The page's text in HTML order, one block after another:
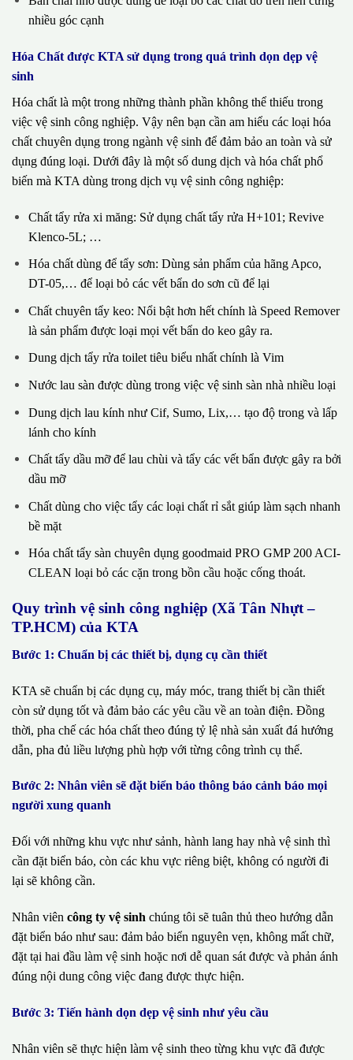
nhiều góc cạnh
Hóa Chất được KTA sử dụng trong quá trình dọn dẹp vệ
sinh
Hóa chất là một trong những thành phần không thể thiếu trong
việc vệ sinh công nghiệp. Vậy nên bạn cần am hiểu các loại hóa
chất chuyên dụng trong ngành vệ sinh để đảm bảo an toàn và sử
dụng đúng loại. Dưới đây là một số dung dịch và hóa chất phổ
biến mà KTA dùng trong dịch vụ vệ sinh công nghiệp:
Chất tẩy rửa xi măng: Sử dụng chất tẩy rửa H+101; Revive
Klenco-5L; …
Hóa chất dùng để tẩy sơn: Dùng sản phẩm của hãng Apco,
DT-05,… để loại bỏ các vết bẩn do sơn cũ để lại
Chất chuyên tẩy keo: Nổi bật hơn hết chính là Speed Remover
là sản phẩm được loại mọi vết bẩn do keo gây ra.
Dung dịch tẩy rửa toilet tiêu biểu nhất chính là Vim
Nước lau sàn được dùng trong việc vệ sinh sàn nhà nhiều loại
Dung dịch lau kính như Cif, Sumo, Lix,… tạo độ trong và lấp
lánh cho kính
Chất tẩy dầu mỡ để lau chùi và tẩy các vết bẩn được gây ra bởi
dầu mỡ
Chất dùng cho việc tẩy các loại chất rỉ sắt giúp làm sạch nhanh
bề mặt
Hóa chất tẩy sàn chuyên dụng goodmaid PRO GMP 200 ACI-
CLEAN loại bỏ các cặn trong bồn cầu hoặc cống thoát.
Quy trình vệ sinh công nghiệp (Xã Tân Nhựt –
TP.HCM) của KTA
Bước 1: Chuẩn bị các thiết bị, dụng cụ cần thiết
KTA sẽ chuẩn bị các dụng cụ, máy móc, trang thiết bị cần thiết
còn sử dụng tốt và đảm bảo các yêu cầu về an toàn điện. Đồng
thời, pha chế các hóa chất theo đúng tỷ lệ nhà sản xuất đá hướng
dẫn, pha đủ liều lượng phù hợp với từng công trình cụ thể.
Bước 2: Nhân viên sẽ đặt biển báo thông báo cảnh báo mọi
người xung quanh
Đối với những khu vực như sảnh, hành lang hay nhà vệ sinh thì
cần đặt biển báo, còn các khu vực riêng biệt, không có người đi
lại sẽ không cần.
Nhân viên công ty vệ sinh chúng tôi sẽ tuân thủ theo hướng dẫn
đặt biển báo như sau: đảm bảo biển nguyên vẹn, không mất chữ,
đặt tại hai đầu làm vệ sinh hoặc nơi dễ quan sát được và phản ánh
đúng nội dung công việc đang được thực hiện.
Bước 3: Tiến hành dọn dẹp vệ sinh như yêu cầu
Nhân viên sẽ thực hiện làm vệ sinh theo từng khu vực đã được